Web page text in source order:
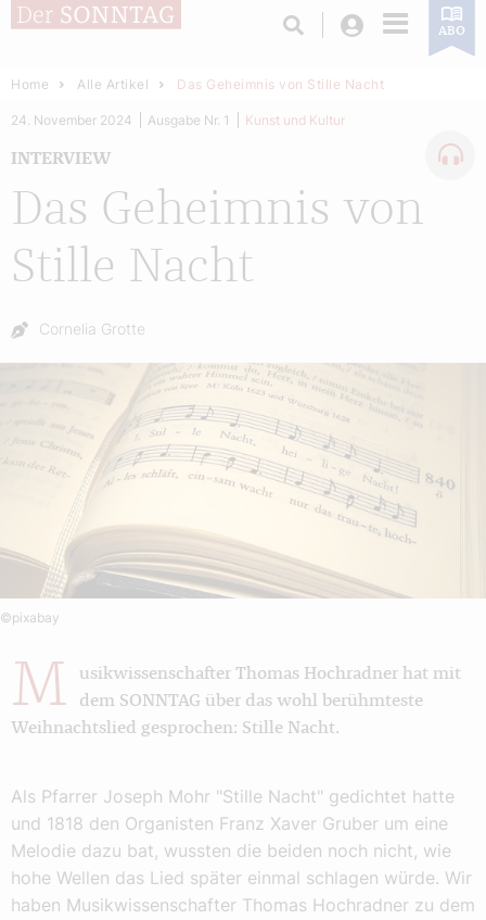
Login ABO
Home Alle Artikel Das Geheimnis von Stille Nacht
Das Geheimnis von
Stille Nacht
INTERVIEW
24. November 2024 Ausgabe Nr. 1 Kunst und Kultur
Autor:
Cornelia Grotte
©pixabay
M
usikwissenschafter Thomas Hochradner hat mit
dem SONNTAG über das wohl berühmteste
Weihnachtslied gesprochen: Stille Nacht.
Als Pfarrer Joseph Mohr "Stille Nacht" gedichtet hatte
und 1818 den Organisten Franz Xaver Gruber um eine
Melodie dazu bat, wussten die beiden noch nicht, wie
hohe Wellen das Lied später einmal schlagen würde. Wir
haben Musikwissenschafter Thomas Hochradner zu dem